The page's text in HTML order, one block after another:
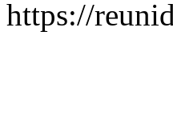
https://